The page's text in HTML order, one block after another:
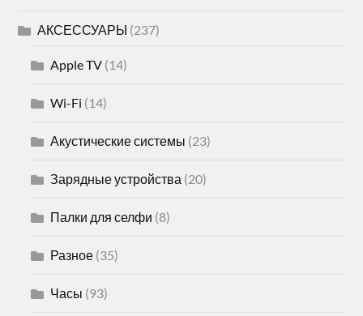
АКСЕССУАРЫ (237)
Apple TV (14)
Wi-Fi (14)
Акустические системы (23)
Зарядные устройства (20)
Палки для селфи (8)
Разное (35)
Часы (93)